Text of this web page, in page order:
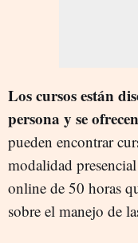
Los cursos están
persona y se
pueden encontrar
modalidad
online de 50 horas
sobre el manejo de